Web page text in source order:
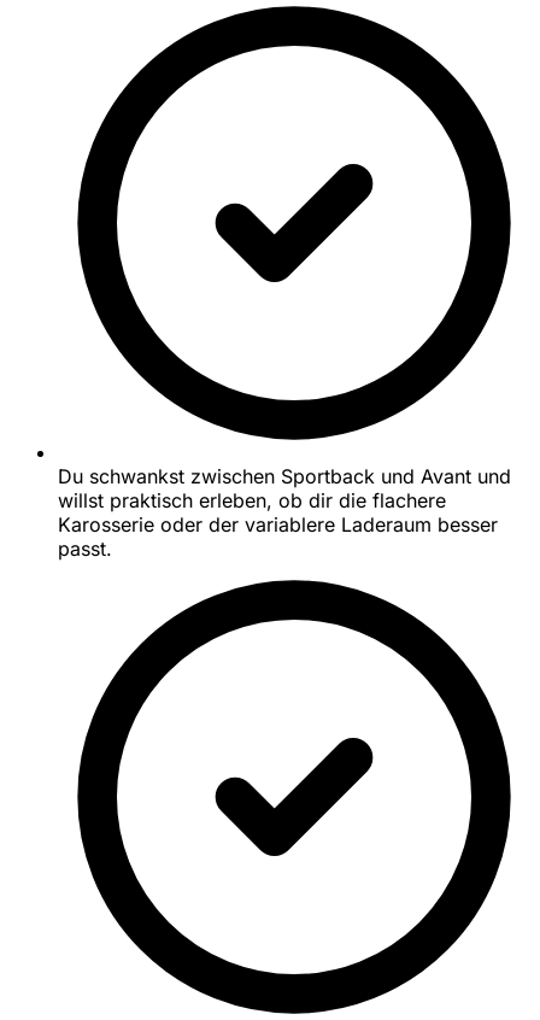
Du schwankst zwischen Sportback und Avant und
willst praktisch erleben, ob dir die flachere
Karosserie oder der variablere Laderaum besser
passt.